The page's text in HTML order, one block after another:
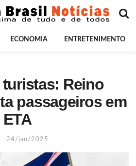
ECONOMIA ENTRETENIMENTO
Reino
passageiros em
24/jan/2025